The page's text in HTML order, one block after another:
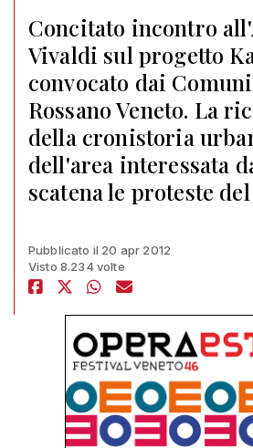
Concitato incontro
Vivaldi sul progetto
convocato dai
Rossano Veneto. La
della cronistoria
dell'area interessata
scatena le proteste
Pubblicato il 20 apr 2012
Visto 8.234 volte